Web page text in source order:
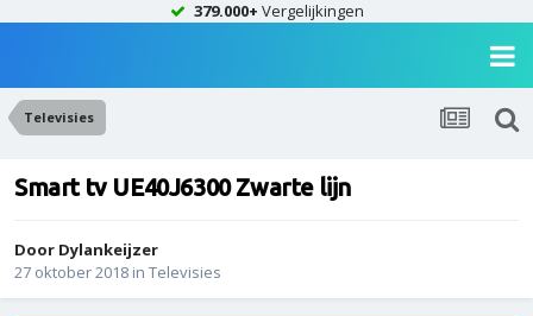
379.000+ Vergelijkingen
Televisies
Smart tv UE40J6300 Zwarte lijn
Door Dylankeijzer
27 oktober 2018 in Televisies